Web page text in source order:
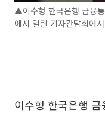
▲이수형 한국은행 금융
에서 열린 기자간담회에
이수형 한국은행